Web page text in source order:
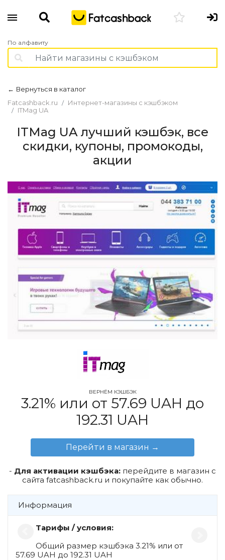
По алфавиту
← Вернуться в каталог
Fatcashback.ru
Интернет-магазины с кэшбэком
ITMag UA
ITMag UA лучший кэшбэк, все
скидки, купоны, промокоды,
акции
ВЕРНЁМ КЭШБЭК
3.21% или от 57.69 UAH до
192.31 UAH
Перейти в магазин →
- Для активации кэшбэка: перейдите в магазин с
сайта fatcashback.ru и покупайте как обычно.
Информация
Тарифы / условия:
Общий размер кэшбэка 3.21% или от
57.69 UAH до 192.31 UAH